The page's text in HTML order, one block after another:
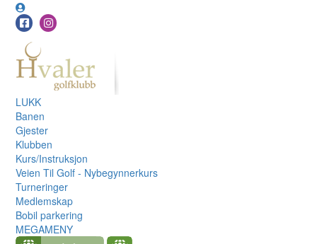
LUKK
Banen
Gjester
Klubben
Kurs/Instruksjon
Veien Til Golf - Nybegynnerkurs
Turneringer
Medlemskap
Bobil parkering
MEGAMENY